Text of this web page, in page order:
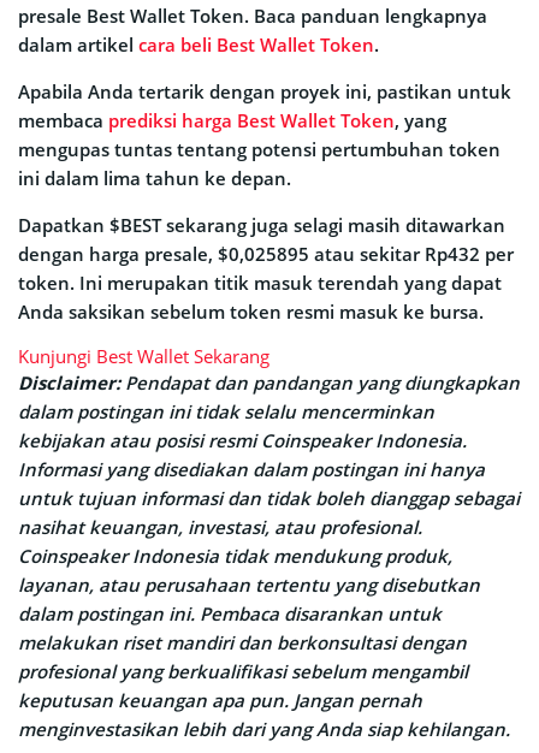
presale Best Wallet Token. Baca panduan lengkapnya
dalam artikel cara beli Best Wallet Token.
Apabila Anda tertarik dengan proyek ini, pastikan untuk
membaca prediksi harga Best Wallet Token, yang
mengupas tuntas tentang potensi pertumbuhan token
ini dalam lima tahun ke depan.
Dapatkan $BEST sekarang juga selagi masih ditawarkan
dengan harga presale, $0,025895 atau sekitar Rp432 per
token. Ini merupakan titik masuk terendah yang dapat
Anda saksikan sebelum token resmi masuk ke bursa.
Kunjungi Best Wallet Sekarang
Disclaimer:Pendapat dan pandangan yang diungkapkan
dalam postingan ini tidak selalu mencerminkan
kebijakan atau posisi resmi Coinspeaker Indonesia.
Informasi yang disediakan dalam postingan ini hanya
untuk tujuan informasi dan tidak boleh dianggap sebagai
nasihat keuangan, investasi, atau profesional.
Coinspeaker Indonesia tidak mendukung produk,
layanan, atau perusahaan tertentu yang disebutkan
dalam postingan ini. Pembaca disarankan untuk
melakukan riset mandiri dan berkonsultasi dengan
profesional yang berkualifikasi sebelum mengambil
keputusan keuangan apa pun. Jangan pernah
menginvestasikan lebih dari yang Anda siap kehilangan.